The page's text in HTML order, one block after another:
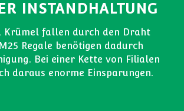
INSTANDHALTUNG
Krümel fallen durch den Draht
Regale benötigen dadurch
Bei einer Kette von Filialen
daraus enorme Einsparungen.